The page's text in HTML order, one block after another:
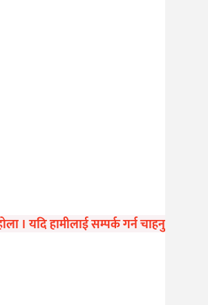
। यदि हामीलाई सम्पर्क गर्न चाहनुहुन्छ भने